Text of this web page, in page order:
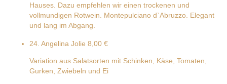
Hauses. Dazu empfehlen wir einen trockenen und
vollmundigen Rotwein. Montepulciano d`Abruzzo. Elegant
und lang im Abgang.
24. Angelina Jolie 8,00 €
Variation aus Salatsorten mit Schinken, Käse, Tomaten,
Gurken, Zwiebeln und Ei